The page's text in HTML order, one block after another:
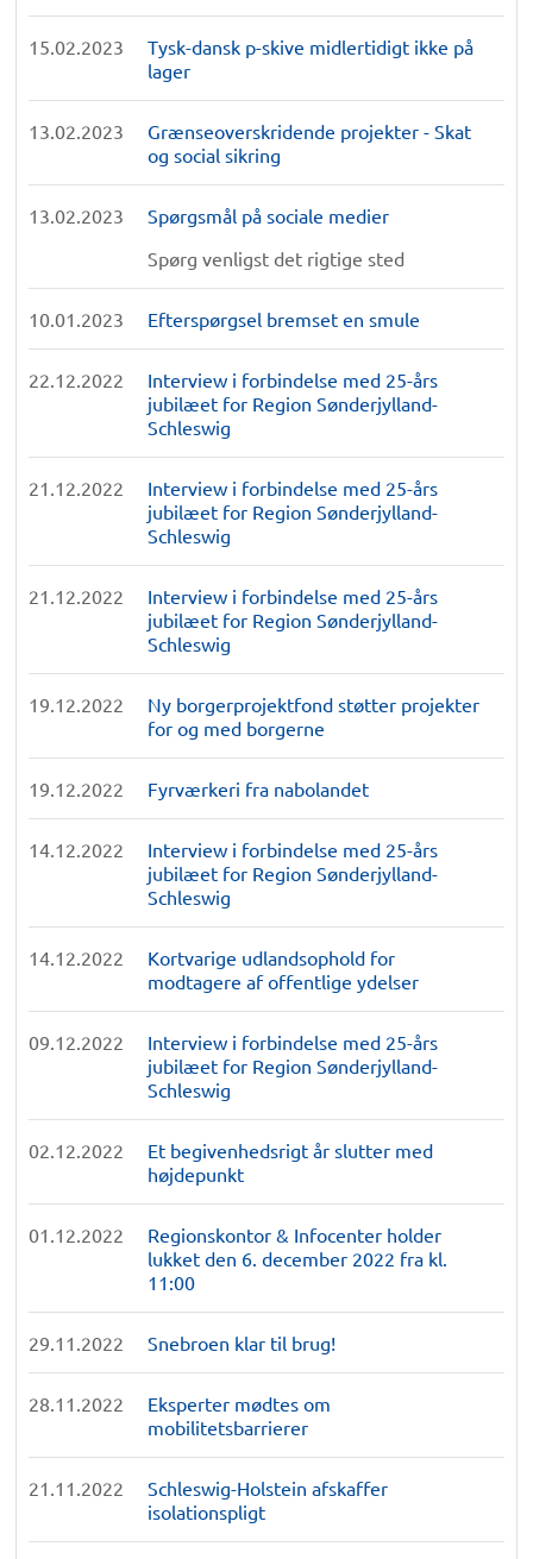
15.02.2023
Tysk-dansk p-skive midlertidigt ikke på
lager
13.02.2023
Grænseoverskridende projekter - Skat
og social sikring
13.02.2023
Spørgsmål på sociale medier
Spørg venligst det rigtige sted
10.01.2023 Efterspørgsel bremset en smule
22.12.2022
Interview i forbindelse med 25-års
jubilæet for Region Sønderjylland-
Schleswig
21.12.2022
Interview i forbindelse med 25-års
jubilæet for Region Sønderjylland-
Schleswig
21.12.2022
Interview i forbindelse med 25-års
jubilæet for Region Sønderjylland-
Schleswig
19.12.2022
Ny borgerprojektfond støtter projekter
for og med borgerne
19.12.2022 Fyrværkeri fra nabolandet
14.12.2022
Interview i forbindelse med 25-års
jubilæet for Region Sønderjylland-
Schleswig
14.12.2022
Kortvarige udlandsophold for
modtagere af offentlige ydelser
09.12.2022
Interview i forbindelse med 25-års
jubilæet for Region Sønderjylland-
Schleswig
02.12.2022
Et begivenhedsrigt år slutter med
højdepunkt
01.12.2022
Regionskontor & Infocenter holder
lukket den 6. december 2022 fra kl.
11:00
29.11.2022 Snebroen klar til brug!
28.11.2022
Eksperter mødtes om
mobilitetsbarrierer
21.11.2022
Schleswig-Holstein afskaffer
isolationspligt